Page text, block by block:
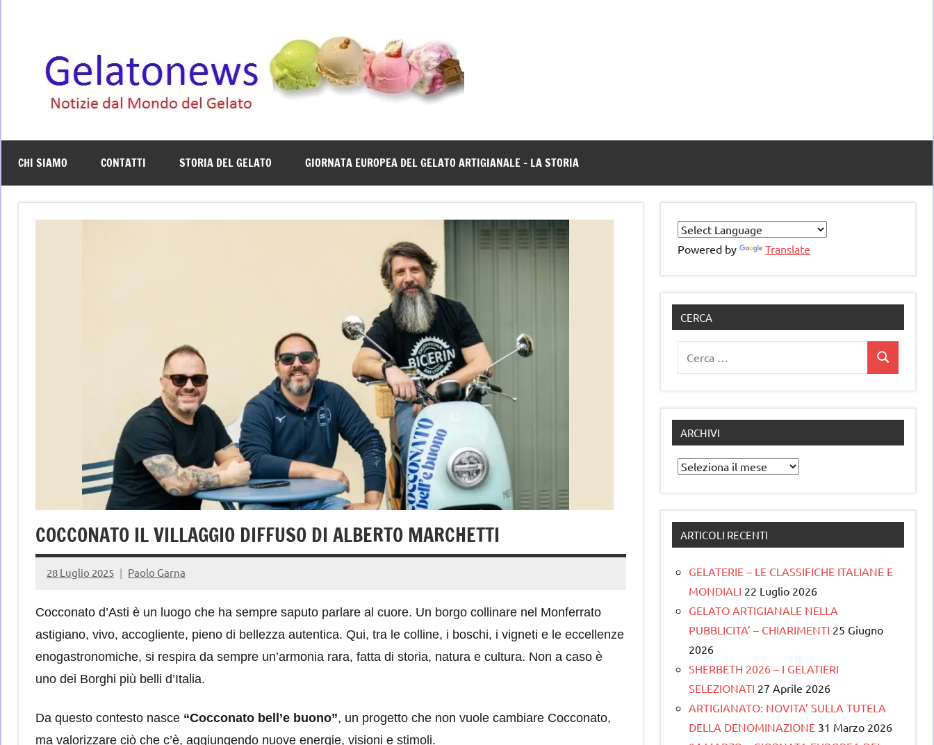
artigianale
CHI SIAMO CONTATTI STORIA DEL GELATO GIORNATA EUROPEA DEL GELATO ARTIGIANALE – LA STORIA
COCCONATO IL VILLAGGIO DIFFUSO DI ALBERTO MARCHETTI
28 Luglio 2025 Paolo Garna
Cocconato d’Asti è un luogo che ha sempre saputo parlare al cuore. Un borgo collinare nel Monferrato
astigiano, vivo, accogliente, pieno di bellezza autentica. Qui, tra le colline, i boschi, i vigneti e le eccellenze
enogastronomiche, si respira da sempre un’armonia rara, fatta di storia, natura e cultura. Non a caso è
uno dei Borghi più belli d’Italia.
Da questo contesto nasce “Cocconato bell’e buono”, un progetto che non vuole cambiare Cocconato,
ma valorizzare ciò che c’è, aggiungendo nuove energie, visioni e stimoli.
Powered by Translate
CERCA
Cerca
ARCHIVI
Archivi
ARTICOLI RECENTI
GELATERIE – LE CLASSIFICHE ITALIANE E
MONDIALI 22 Luglio 2026
GELATO ARTIGIANALE NELLA
PUBBLICITA’ – CHIARIMENTI 25 Giugno
2026
SHERBETH 2026 – I GELATIERI
SELEZIONATI 27 Aprile 2026
ARTIGIANATO: NOVITA’ SULLA TUTELA
DELLA DENOMINAZIONE 31 Marzo 2026